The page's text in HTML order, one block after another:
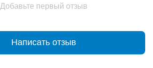
Добавьте первый отзыв
Написать отзыв